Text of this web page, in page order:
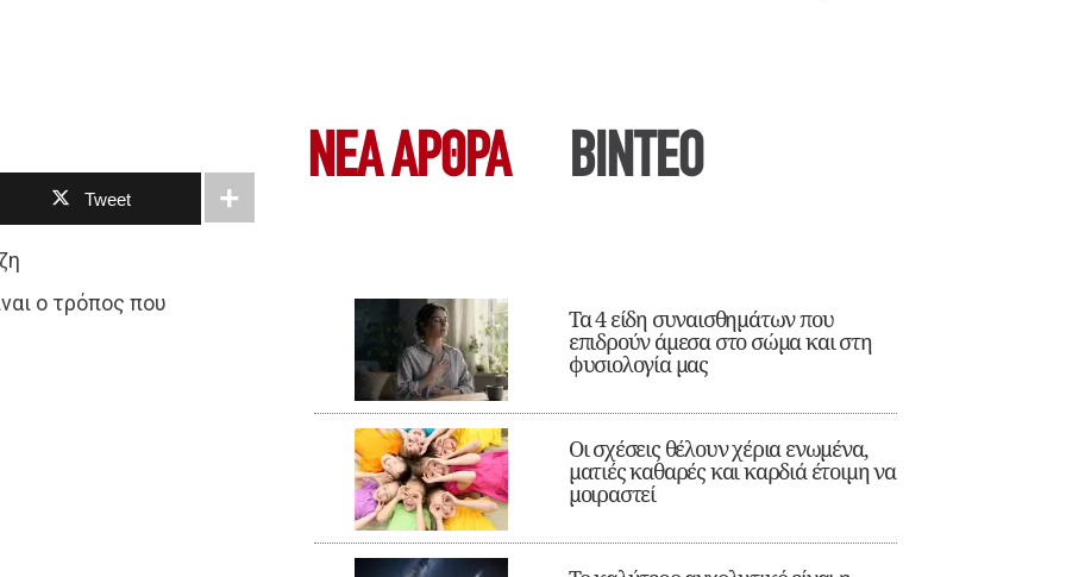
Tweet
ο τρόπος που
ΝΕΑ ΆΡΘΡΑ ΒΙΝΤΕΟ
Τα 4 είδη συναισθημάτων που
επιδρούν άμεσα στο σώμα και στη
φυσιολογία μας
Οι σχέσεις θέλουν χέρια ενωμένα,
ματιές καθαρές και καρδιά έτοιμη να
μοιραστεί